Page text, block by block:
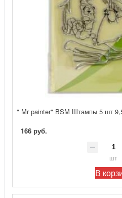
" Mr painter" BSM Штампы 5 шт
166 руб.
шт
В